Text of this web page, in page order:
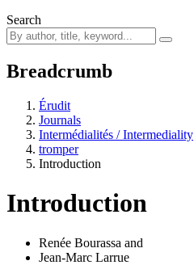
Search
Breadcrumb
Érudit
Journals
Intermédialités / Intermediality
tromper
Introduction
Introduction
Renée Bourassa and
Jean-Marc Larrue